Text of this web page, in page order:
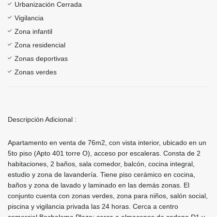
Urbanización Cerrada
Vigilancia
Zona infantil
Zona residencial
Zonas deportivas
Zonas verdes
Descripción Adicional :
Apartamento en venta de 76m2, con vista interior, ubicado en un
5to piso (Apto 401 torre O), acceso por escaleras. Consta de 2
habitaciones, 2 baños, sala comedor, balcón, cocina integral,
estudio y zona de lavandería. Tiene piso cerámico en cocina,
baños y zona de lavado y laminado en las demás zonas. El
conjunto cuenta con zonas verdes, zona para niños, salón social,
piscina y vigilancia privada las 24 horas. Cerca a centro